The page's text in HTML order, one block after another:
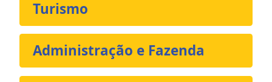
Turismo
Administração e Fazenda